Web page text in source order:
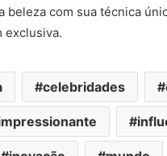
beleza com sua técnica
exclusiva.
celebridades